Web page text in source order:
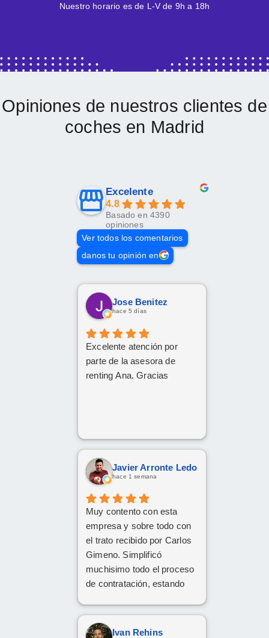
Nuestro horario es de L-V de 9h a 18h
Opiniones de nuestros clientes de
coches en Madrid
Excelente
4.8
Basado en 4390
opiniones
Ver todos los comentarios
danos tu opinión en
Jose Benitez
hace 5 días
Excelente atención por
parte de la asesora de
renting Ana. Gracias
Javier Arronte Ledo
hace 1 semana
Muy contento con esta
empresa y sobre todo con
el trato recibido por Carlos
Gimeno. Simplificó
muchisimo todo el proceso
de contratación, estando
momento y aclarando
cualquier posible duda.
Ivan Rehins